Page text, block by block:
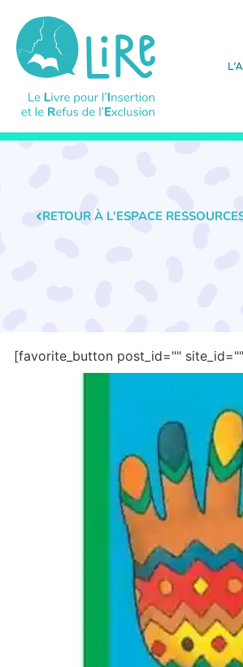
RETOUR À L'ESPACE
[favorite_button post_id=""